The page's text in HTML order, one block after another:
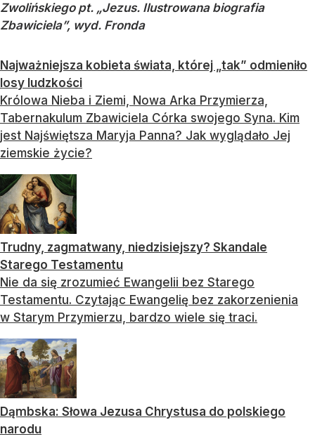
Zwolińskiego pt. „Jezus. Ilustrowana biografia
Zbawiciela”, wyd. Fronda
Najważniejsza kobieta świata, której „tak” odmieniło
losy ludzkości
Królowa Nieba i Ziemi, Nowa Arka Przymierza,
Tabernakulum Zbawiciela Córka swojego Syna. Kim
jest Najświętsza Maryja Panna? Jak wyglądało Jej
ziemskie życie?
Trudny, zagmatwany, niedzisiejszy? Skandale
Starego Testamentu
Nie da się zrozumieć Ewangelii bez Starego
Testamentu. Czytając Ewangelię bez zakorzenienia
w Starym Przymierzu, bardzo wiele się traci.
Dąmbska: Słowa Jezusa Chrystusa do polskiego
narodu